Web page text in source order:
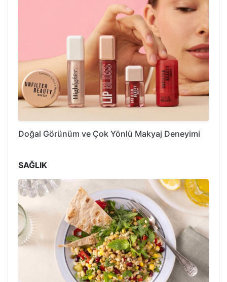
Doğal Görünüm ve Çok Yönlü Makyaj Deneyimi
SAĞLIK